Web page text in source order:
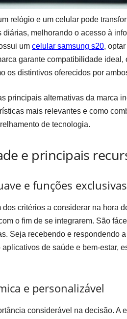
relógio e um celular pode
diárias, melhorando o acesso à
um celular samsung s20,
garante compatibilidade
os distintivos oferecidos por
principais alternativas da marca
mais relevantes e como
de tecnologia.
e principais
e funções exclusivas
critérios a considerar na hora
o fim de se integrarem. São
Seja recebendo e respondendo
de saúde e bem-estar,
e personalizável
considerável na decisão. A